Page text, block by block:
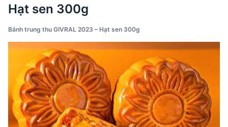
Hạt sen 300g
Bánh trung thu GIVRAL 2023 – Hạt sen 300g